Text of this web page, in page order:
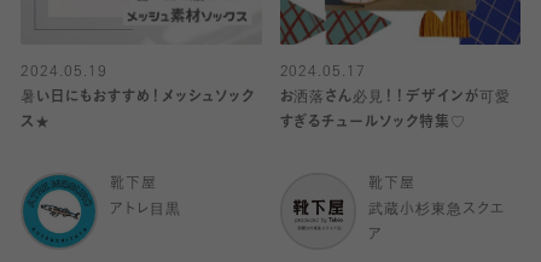
2024.05.19
暑い日にもおすすめ！メッシュソック
ス★
靴下屋
アトレ目黒
2024.05.17
お洒落さん必見！！デザインが可愛
すぎるチュールソック特集♡
靴下屋
武蔵小杉東急スクエ
ア